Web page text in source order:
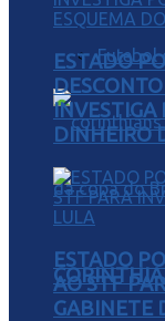
Futebol
ESTADO
INVESTIGA
DINHEIRO
ESTADO
AO STF
GABINETE